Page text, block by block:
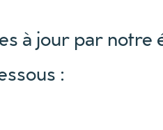
à jour par notre
: